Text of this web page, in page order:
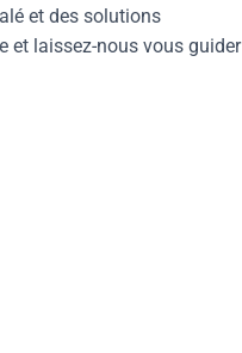
et des solutions
et laissez-nous vous guider